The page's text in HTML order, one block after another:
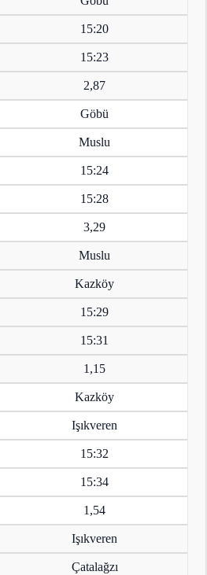
15:20
15:23
2,87
Göbü
Muslu
15:24
15:28
3,29
Muslu
Kazköy
15:29
15:31
1,15
Kazköy
Işıkveren
15:32
15:34
1,54
Işıkveren
Çatalağzı